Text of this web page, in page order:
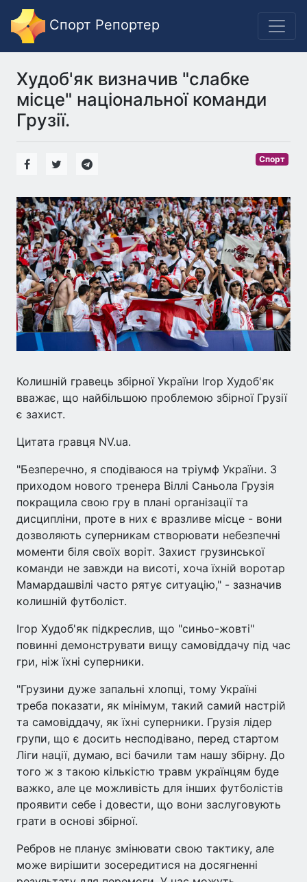
Спорт Репортер
Худоб'як визначив "слабке
місце" національної команди
Грузії.
Спорт
Колишній гравець збірної України Ігор Худоб'як
вважає, що найбільшою проблемою збірної Грузії
є захист.
Цитата гравця NV.ua.
"Безперечно, я сподіваюся на тріумф України. З
приходом нового тренера Віллі Саньола Грузія
покращила свою гру в плані організації та
дисципліни, проте в них є вразливе місце - вони
дозволяють суперникам створювати небезпечні
моменти біля своїх воріт. Захист грузинської
команди не завжди на висоті, хоча їхній воротар
Мамардашвілі часто рятує ситуацію," - зазначив
колишній футболіст.
Ігор Худоб'як підкреслив, що "синьо-жовті"
повинні демонструвати вищу самовіддачу під час
гри, ніж їхні суперники.
"Грузини дуже запальні хлопці, тому Україні
треба показати, як мінімум, такий самий настрій
та самовіддачу, як їхні суперники. Грузія лідер
групи, що є досить несподівано, перед стартом
Ліги нації, думаю, всі бачили там нашу збірну. До
того ж з такою кількістю травм українцям буде
важко, але це можливість для інших футболістів
проявити себе і довести, що вони заслуговують
грати в основі збірної.
Ребров не планує змінювати свою тактику, але
може вирішити зосередитися на досягненні